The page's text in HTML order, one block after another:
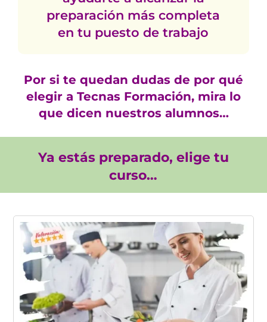
preparación más completa
en tu puesto de trabajo
Por si te quedan dudas de por qué
elegir a Tecnas Formación, mira lo
que dicen nuestros alumnos…
Ya estás preparado, elige tu
curso…